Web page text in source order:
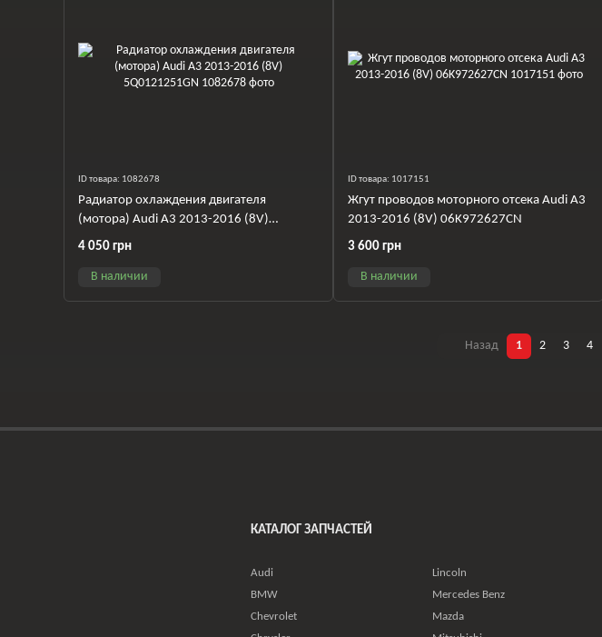
ID товара: 1082678
Радиатор охлаждения двигателя
(мотора) Audi A3 2013-2016 (8V)
5Q0121251GN
4 050 грн
В наличии
ID товара: 1017151
Жгут проводов моторного отсека Audi A3
2013-2016 (8V) 06K972627CN
3 600 грн
В наличии
Назад 1 2 3 4
КАТАЛОГ ЗАПЧАСТЕЙ
Audi
BMW
Chevrolet
Lincoln
Mercedes Benz
Mazda